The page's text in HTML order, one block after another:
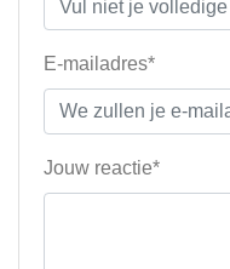
E-mailadres*
Jouw reactie*